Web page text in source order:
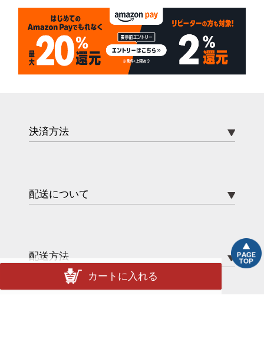
カートに入れる
決済方法
配送について
配送方法